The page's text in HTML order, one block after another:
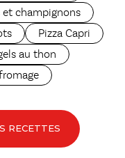
et champignons
Pizza Capri
au thon
RECETTES